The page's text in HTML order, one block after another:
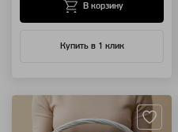
Купить в 1 клик
В корзину